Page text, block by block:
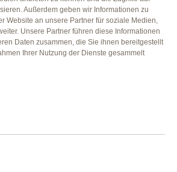
Außerdem geben wir Informationen zu
Website an unsere Partner für soziale Medien,
Unsere Partner führen diese Informationen
Daten zusammen, die Sie ihnen bereitgestellt
Ihrer Nutzung der Dienste gesammelt